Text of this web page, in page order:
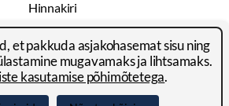
Hinnakiri
Reklaam
Kontakt
et pakkuda asjakohasemat sisu ning
mugavamaks ja lihtsamaks.
kasutamise põhimõtetega.